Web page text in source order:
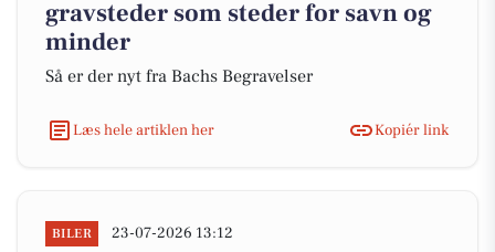
gravsteder som steder for savn og
minder
Så er der nyt fra Bachs Begravelser
Læs hele artiklen her Kopiér link
BILER 23-07-2026 13:12